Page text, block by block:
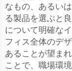
なもの、あるい
る製品を選ぶと
について明確な
フィス全体のデ
あることが望ま
ことで、職場環